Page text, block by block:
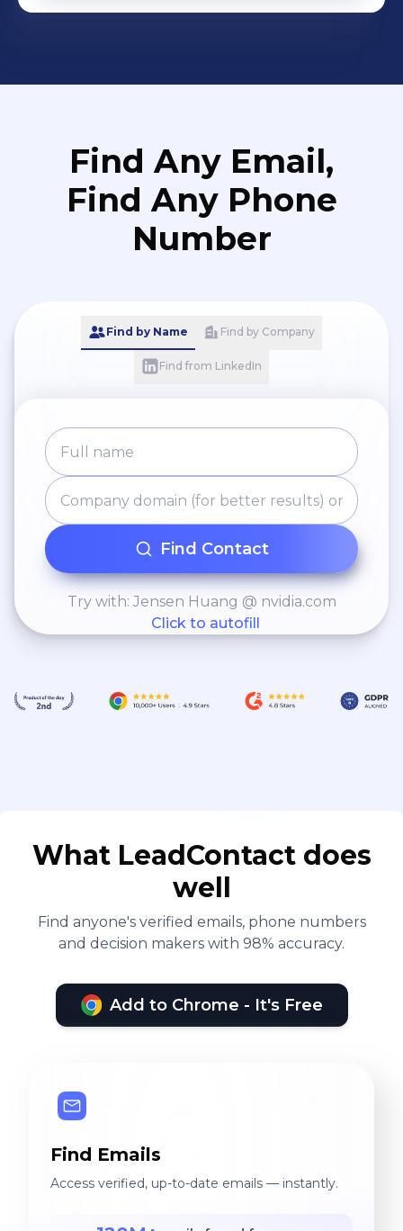
Find Any Email,
Find Any Phone
Number
Find by Name Find by Company
Find from LinkedIn
Find Contact
Try with: Jensen Huang @ nvidia.com
Click to autofill
What LeadContact does
well
Find anyone's verified emails, phone numbers
and decision makers with 98% accuracy.
Add to Chrome - It's Free
Find Emails
Access verified, up-to-date emails — instantly.